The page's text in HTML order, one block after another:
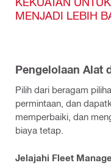
MENJADI LEBIH
Pengelolaan Alat
Pilih dari beragam
permintaan, dan
memperbaiki, dan
biaya tetap.
Jelajahi Fleet